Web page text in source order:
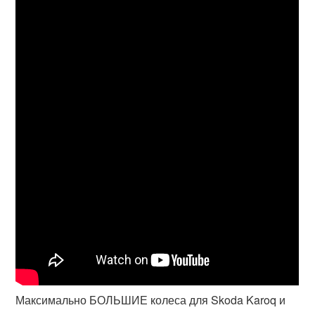
Максимально БОЛЬШИЕ колеса для Skoda Karoq и